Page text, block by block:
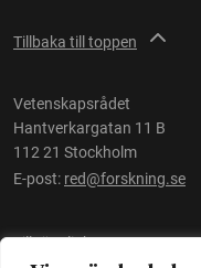
Tillbaka till toppen
Vetenskapsrådet
Hantverkargatan 11 B
112 21 Stockholm
E-post: red@forskning.se
Tillgänglighet